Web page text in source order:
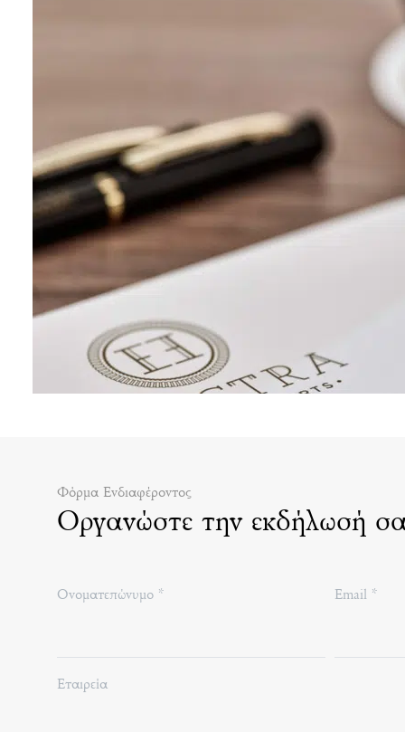
Φόρμα Ενδιαφέροντος
Οργανώστε την εκδήλωσή
Ονοματεπώνυμο * Email *
Εταιρεία